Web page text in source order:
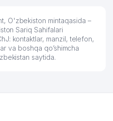
O'zbekiston mintaqasida –
Sariq Sahifalari
kontaktlar, manzil, telefon,
va boshqa qo’shimcha
saytida.